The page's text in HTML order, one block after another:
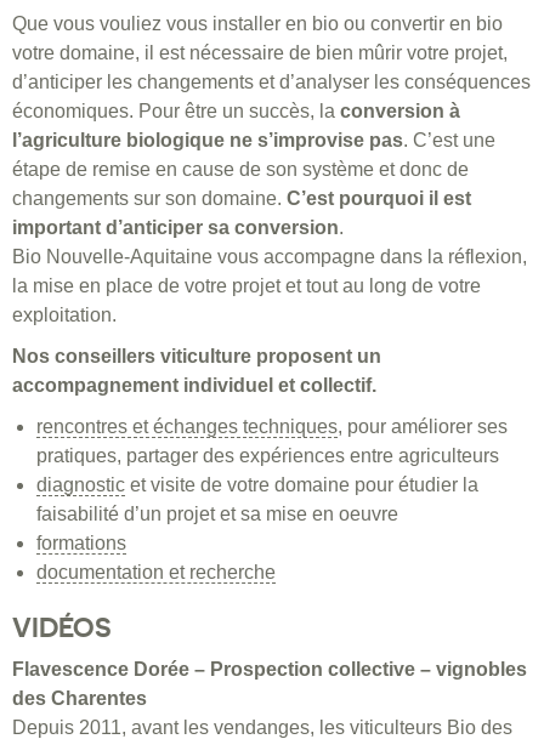
Que vous vouliez vous installer en bio ou convertir en bio
votre domaine, il est nécessaire de bien mûrir votre projet,
d’anticiper les changements et d’analyser les conséquences
économiques. Pour être un succès, la conversion à
l’agriculture biologique ne s’improvise pas. C’est une
étape de remise en cause de son système et donc de
changements sur son domaine. C’est pourquoi il est
important d’anticiper sa conversion.
Bio Nouvelle-Aquitaine vous accompagne dans la réflexion,
la mise en place de votre projet et tout au long de votre
exploitation.
Nos conseillers viticulture proposent un
accompagnement individuel et collectif.
rencontres et échanges techniques, pour améliorer ses
pratiques, partager des expériences entre agriculteurs
diagnostic et visite de votre domaine pour étudier la
faisabilité d’un projet et sa mise en oeuvre
formations
documentation et recherche
VIDÉOS
Flavescence Dorée – Prospection collective – vignobles
des Charentes
Depuis 2011, avant les vendanges, les viticulteurs Bio des